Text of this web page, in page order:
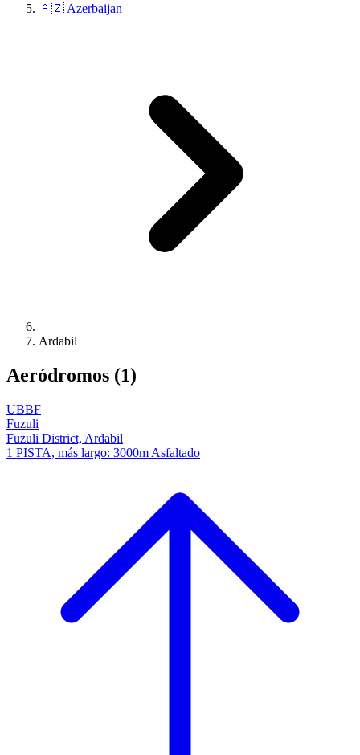
🇦🇿 Azerbaijan
Ardabil
Aeródromos (1)
UBBF
Fuzuli
Fuzuli District, Ardabil
1 PISTA, más largo: 3000m Asfaltado